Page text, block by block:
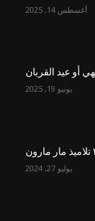
أغسطس 14, 2025
أو عيد القربان
يونيو 19, 2025
يوليو 27, 2024